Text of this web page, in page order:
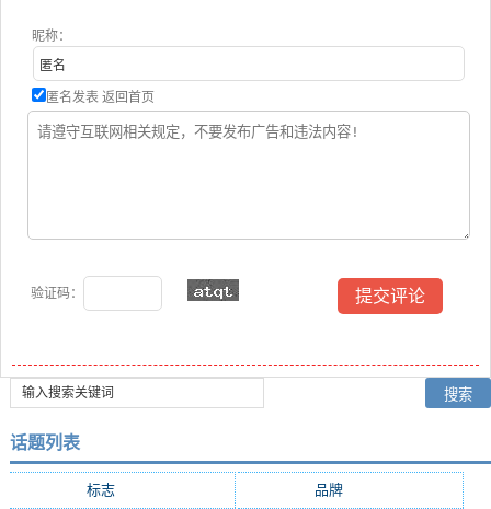
昵称：
匿名发表 返回首页
验证码：
话题列表
标志 品牌(7184)